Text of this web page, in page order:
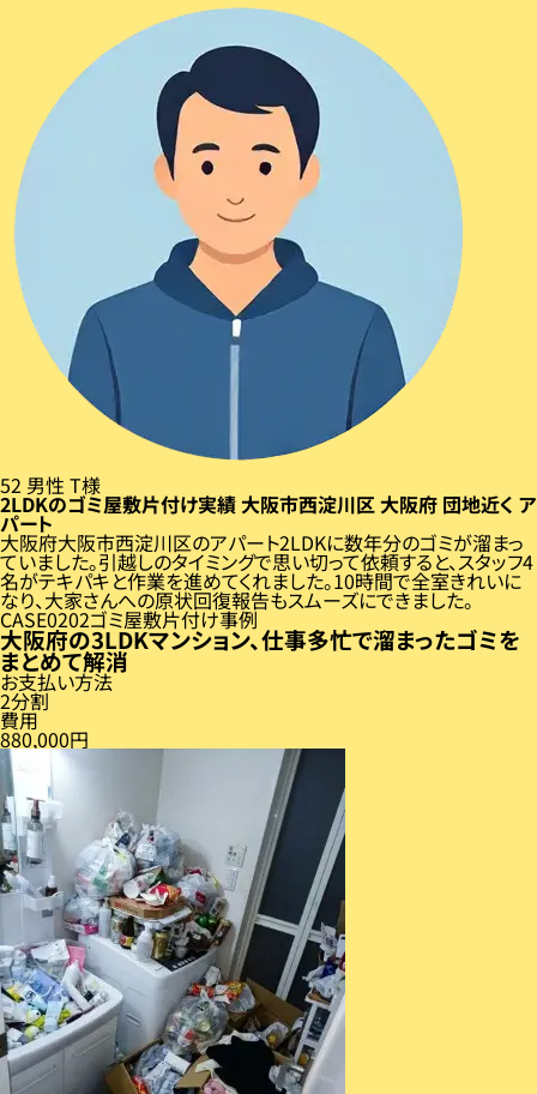
52 男性 T様
2LDKのゴミ屋敷片付け実績大阪市西淀川区 大阪府 団地近く ア
パート
大阪府大阪市西淀川区のアパート2LDKに数年分のゴミが溜まっ
ていました。引越しのタイミングで思い切って依頼すると、スタッフ4
名がテキパキと作業を進めてくれました。10時間で全室きれいに
なり、大家さんへの原状回復報告もスムーズにできました。
CASE 02ゴミ屋敷片付け事例
大阪府の3LDKマンション、仕事多忙で溜まったゴミを
まとめて解消
お支払い方法
2分割
費用
880,000円